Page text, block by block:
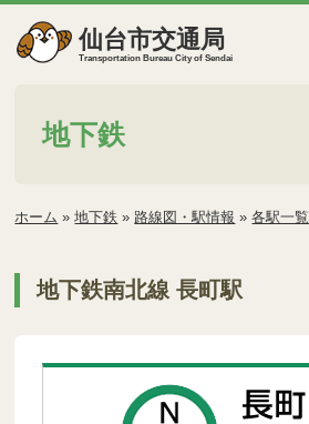
仙台市交通局
Transportation Bureau City of Sendai
地下鉄
ホーム »地下鉄 » 路線図・駅情報 »各駅一覧
地下鉄南北線 長町駅